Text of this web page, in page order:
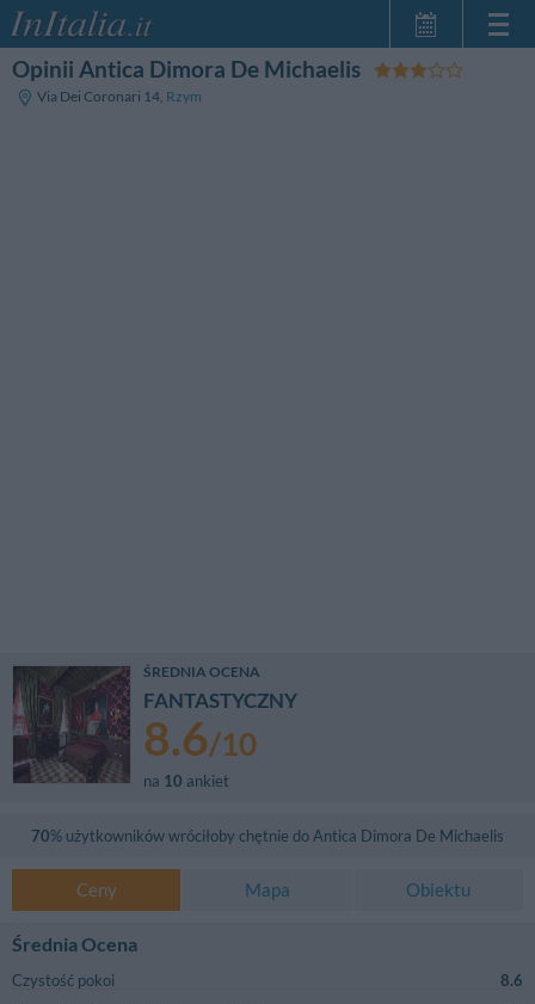
Strona główna
Opinii Antica Dimora De Michaelis
Via Dei Coronari 14, Rzym
ŚREDNIA OCENA
FANTASTYCZNY
8.6/10
na 10 ankiet
70% użytkowników wróciłoby chętnie do Antica Dimora De Michaelis
Ceny Mapa Obiektu
Średnia Ocena
Czystość pokoi
8.6